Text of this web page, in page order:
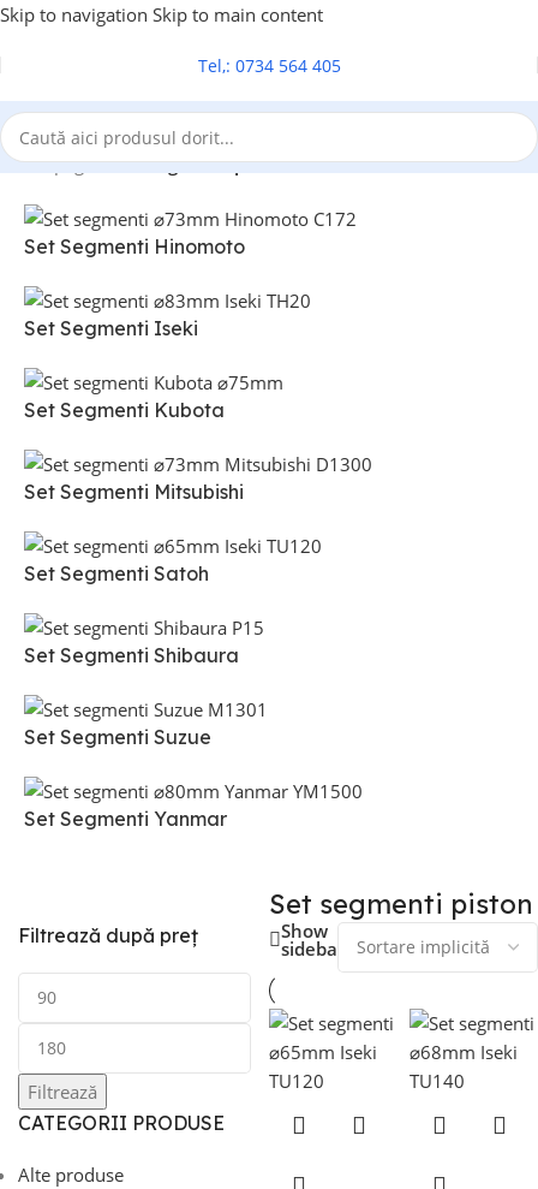
Skip to navigation Skip to main content
Tel,: 0734 564 405
Prima pagină/Set segmenti piston
Set Segmenti Hinomoto
Set Segmenti Iseki
Set Segmenti Kubota
Set Segmenti Mitsubishi
Set Segmenti Satoh
Set Segmenti Shibaura
Set Segmenti Suzue
Set Segmenti Yanmar
Filtrează după preț
Filtrează
CATEGORII PRODUSE
Alte produse
Set segmenti piston
Show
sidebar